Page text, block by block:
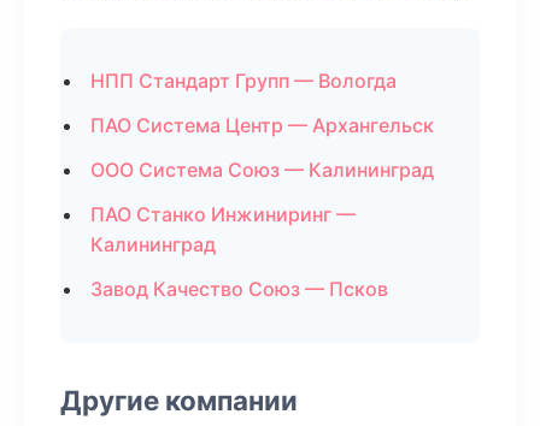
НПП Стандарт Групп — Вологда
ПАО Система Центр — Архангельск
ООО Система Союз — Калининград
ПАО Станко Инжиниринг —
Калининград
Завод Качество Союз — Псков
Другие компании